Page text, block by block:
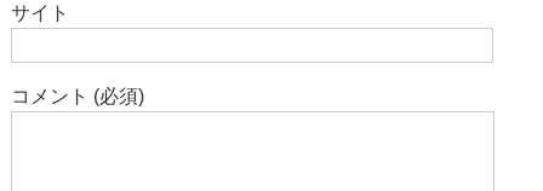
サイト
コメント (必須)